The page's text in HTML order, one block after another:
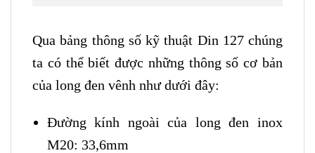
Qua bảng thông số kỹ thuật Din 127 chúng
ta có thể biết được những thông số cơ bản
của long đen vênh như dưới đây:
Đường kính ngoài của long đen inox
M20: 33,6mm